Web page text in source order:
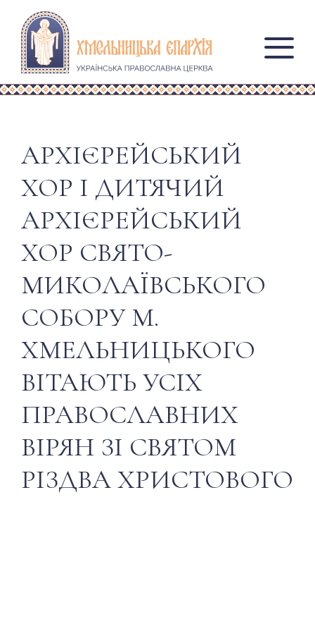
АРХІЄРЕЙСЬКИЙ
ХОР І ДИТЯЧИЙ
АРХІЄРЕЙСЬКИЙ
ХОР СВЯТО-
МИКОЛАЇВСЬКОГО
СОБОРУ М.
ХМЕЛЬНИЦЬКОГО
ВІТАЮТЬ УСІХ
ПРАВОСЛАВНИХ
ВІРЯН ЗІ СВЯТОМ
РІЗДВА ХРИСТОВОГО